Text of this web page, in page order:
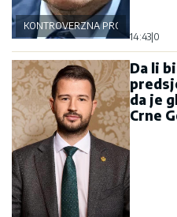
KONTROVERZNA PROŠLOST
14:43 0
Da li
da je
Crne